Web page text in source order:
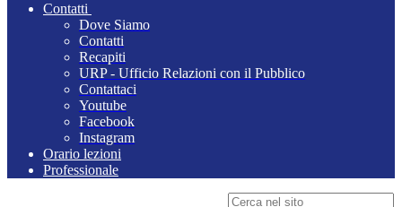
Contatti
Dove Siamo
Contatti
Recapiti
URP - Ufficio Relazioni con il Pubblico
Contattaci
Youtube
Facebook
Instagram
Orario lezioni
Professionale